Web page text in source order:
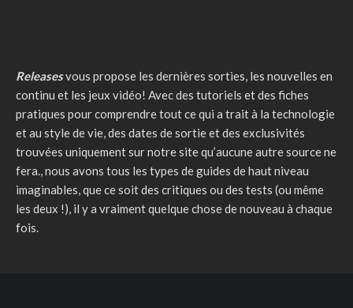
Releasesvous propose les dernières sorties, les nouvelles en
continu et les jeux vidéo! Avec des tutoriels et des fiches
pratiques pour comprendre tout ce qui a trait à la technologie
et au style de vie, des dates de sortie et des exclusivités
trouvées uniquement sur notre site qu’aucune autre source ne
fera., nous avons tous les types de guides de haut niveau
imaginables, que ce soit des critiques ou des tests (ou même
les deux !), il y a vraiment quelque chose de nouveau à chaque
fois.